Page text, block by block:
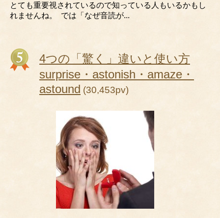
とても重要視されているので知っている人もいるかもし
れませんね。 では「なぜ音読が...
4つの「驚く」違いと使い方
surprise・astonish・amaze・
astound (30,453pv)